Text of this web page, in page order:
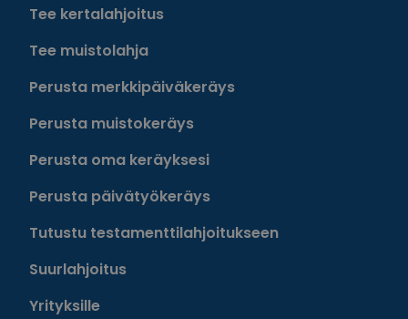
Tee kertalahjoitus
Tee muistolahja
Perusta merkkipäiväkeräys
Perusta muistokeräys
Perusta oma keräyksesi
Perusta päivätyökeräys
Tutustu testamenttilahjoitukseen
Suurlahjoitus
Yrityksille